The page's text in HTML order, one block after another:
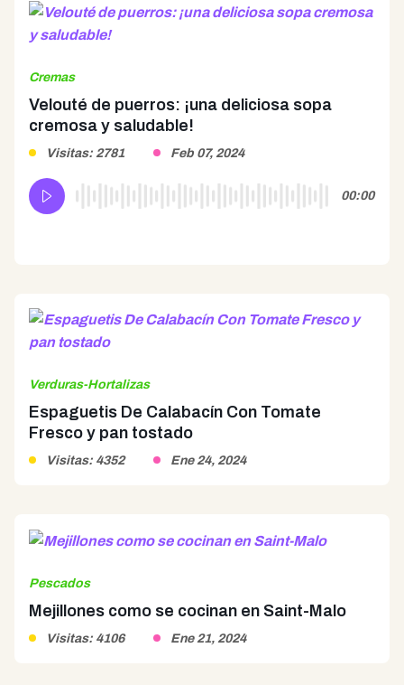
Cremas
Velouté de puerros: ¡una deliciosa sopa
cremosa y saludable!
Visitas: 2781 Feb 07, 2024
00:00
Verduras-Hortalizas
Espaguetis De Calabacín Con Tomate
Fresco y pan tostado
Visitas: 4352 Ene 24, 2024
Pescados
Mejillones como se cocinan en Saint-Malo
Visitas: 4106 Ene 21, 2024